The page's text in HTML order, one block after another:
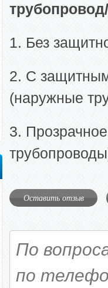
1. Без
2. С
(наружные
3.
Оставить отзыв
По
по